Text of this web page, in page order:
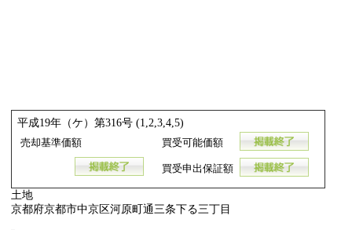
平成19年（ケ）第316号 (1,2,3,4,5)
売却基準価額 買受可能価額
買受申出保証額
土地
京都府京都市中京区河原町通三条下る三丁目